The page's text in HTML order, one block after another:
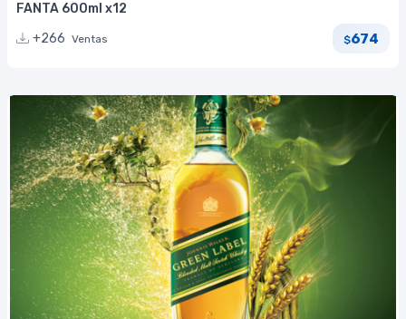
FANTA 600ml x12
+266 Ventas $674